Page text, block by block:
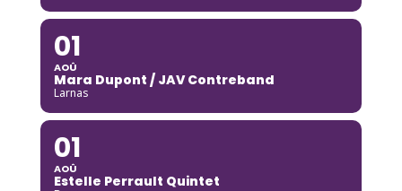
01
AOÛ
Mara Dupont / JAV Contreband
Larnas
01
AOÛ
Estelle Perrault Quintet